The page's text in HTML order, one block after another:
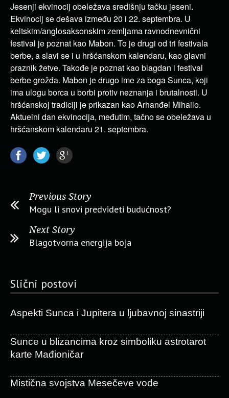
Jesenji ekvinocij obeležava središnju tačku jeseni.
Ekvinocij se dešava između 20 i 22. septembra. U
keltskim/anglosaksonskim zemljama ravnodnevnični
festival je poznat kao Mabon. To je drugi od tri festivala
berbe, a slavi se i u hršćanskom kalendaru, kao glavni
praznik žetve. Takođe je poznat kao blagdan i festival
berbe grožđa. Mabon je drugo ime za boga Sunca, koji
ima ulogu borca u borbi protiv neznanja i brutalnosti. U
hršćanskoj tradiciji je prikazan kao Arhanđel Mihailo.
Aktuelni dan ekvinocija, međutim, tačno se obeležava u
hršćanskom kalendaru 21. septembra.
Previous Story
Mogu li snovi predvideti budućnost?
Next Story
Blagotvorna energija boja
Slični postovi
Aspekti Sunca i Jupitera u ljubavnoj sinastriji
Sunce u blizancima kroz simboliku astrotarot
karte Mađioničar
Mistična svojstva Mesečeve vode